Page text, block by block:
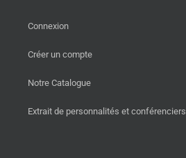
Connexion
Créer un compte
Notre Catalogue
Extrait de personnalités et conférenciers